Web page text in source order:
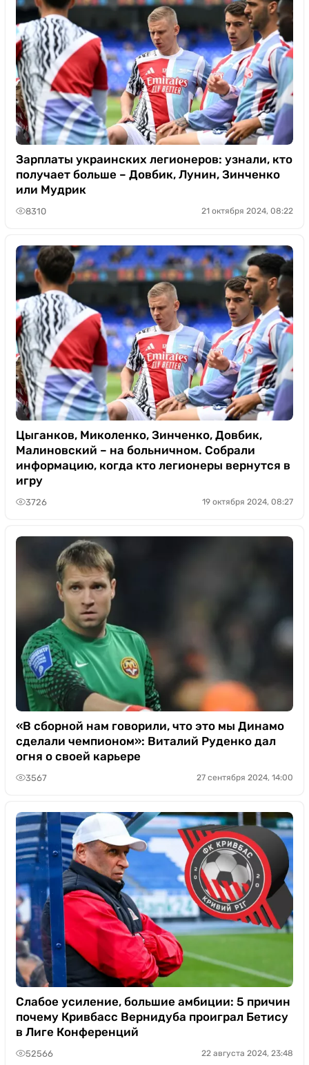
Зарплаты украинских легионеров: узнали, кто
получает больше – Довбик, Лунин, Зинченко
или Мудрик
8310 21 октября 2024, 08:22
Цыганков, Миколенко, Зинченко, Довбик,
Малиновский – на больничном. Собрали
информацию, когда кто легионеры вернутся в
игру
3726 19 октября 2024, 08:27
«В сборной нам говорили, что это мы Динамо
сделали чемпионом»: Виталий Руденко дал
огня о своей карьере
3567 27 сентября 2024, 14:00
Слабое усиление, большие амбиции: 5 причин
почему Кривбасс Вернидуба проиграл Бетису
в Лиге Конференций
52566 22 августа 2024, 23:48